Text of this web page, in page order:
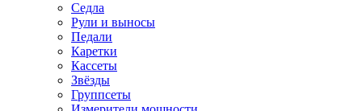
Седла
Рули и выносы
Педали
Каретки
Кассеты
Звёзды
Группсеты